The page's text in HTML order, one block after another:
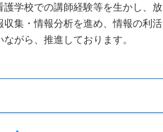
学校での講師経験等を生かし、放
収集・情報分析を進め、情報の利活
がら、推進しております。